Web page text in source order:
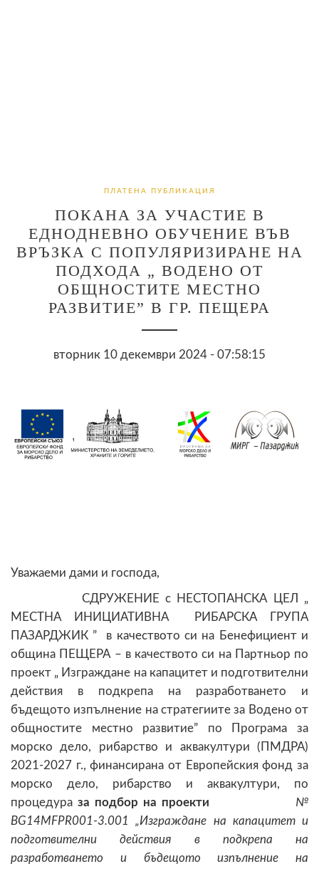
ПЛАТЕНА ПУБЛИКАЦИЯ
ПОКАНА ЗА УЧАСТИЕ В
ЕДНОДНЕВНО ОБУЧЕНИЕ ВЪВ
ВРЪЗКА С ПОПУЛЯРИЗИРАНЕ НА
ПОДХОДА „ ВОДЕНО ОТ
ОБЩНОСТИТЕ МЕСТНО
РАЗВИТИЕ” В ГР. ПЕЩЕРА
вторник 10 декември 2024 - 07:58:15
Уважаеми дами и господа,
СДРУЖЕНИЕ с НЕСТОПАНСКА ЦЕЛ „
МЕСТНА ИНИЦИАТИВНА РИБАРСКА ГРУПА
ПАЗАРДЖИК ” в качеството си на Бенефициент и
община ПЕЩЕРА – в качеството си на Партньор по
проект „ Изграждане на капацитет и подготвителни
действия в подкрепа на разработването и
бъдещото изпълнение на стратегиите за Водено от
общностите местно развитие” по Програма за
морско дело, рибарство и аквакултури (ПМДРА)
2021-2027 г., финансирана от Европейския фонд за
морско дело, рибарство и аквакултури, по
процедура за подбор на проекти
№
BG14MFPR001-3.001 „Изграждане на капацитет и
подготвителни действия в подкрепа на
разработването и бъдещото изпълнение на